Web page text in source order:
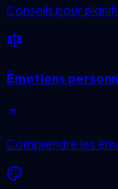
Conseils pour
Émotions
Comprendre les